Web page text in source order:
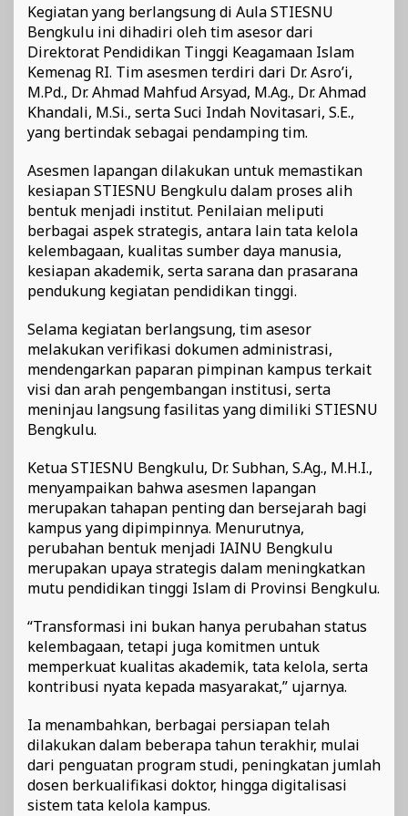
Kegiatan yang berlangsung di Aula STIESNU
Bengkulu ini dihadiri oleh tim asesor dari
Direktorat Pendidikan Tinggi Keagamaan Islam
Kemenag RI. Tim asesmen terdiri dari Dr. Asro’i,
M.Pd., Dr. Ahmad Mahfud Arsyad, M.Ag., Dr. Ahmad
Khandali, M.Si., serta Suci Indah Novitasari, S.E.,
yang bertindak sebagai pendamping tim.
Asesmen lapangan dilakukan untuk memastikan
kesiapan STIESNU Bengkulu dalam proses alih
bentuk menjadi institut. Penilaian meliputi
berbagai aspek strategis, antara lain tata kelola
kelembagaan, kualitas sumber daya manusia,
kesiapan akademik, serta sarana dan prasarana
pendukung kegiatan pendidikan tinggi.
Selama kegiatan berlangsung, tim asesor
melakukan verifikasi dokumen administrasi,
mendengarkan paparan pimpinan kampus terkait
visi dan arah pengembangan institusi, serta
meninjau langsung fasilitas yang dimiliki STIESNU
Bengkulu.
Ketua STIESNU Bengkulu, Dr. Subhan, S.Ag., M.H.I.,
menyampaikan bahwa asesmen lapangan
merupakan tahapan penting dan bersejarah bagi
kampus yang dipimpinnya. Menurutnya,
perubahan bentuk menjadi IAINU Bengkulu
merupakan upaya strategis dalam meningkatkan
mutu pendidikan tinggi Islam di Provinsi Bengkulu.
“Transformasi ini bukan hanya perubahan status
kelembagaan, tetapi juga komitmen untuk
memperkuat kualitas akademik, tata kelola, serta
kontribusi nyata kepada masyarakat,” ujarnya.
Ia menambahkan, berbagai persiapan telah
dilakukan dalam beberapa tahun terakhir, mulai
dari penguatan program studi, peningkatan jumlah
dosen berkualifikasi doktor, hingga digitalisasi
sistem tata kelola kampus.